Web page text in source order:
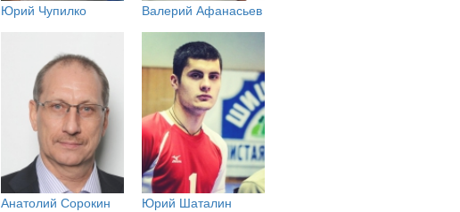
Юрий Чупилко Валерий Афанасьев
Анатолий Сорокин Юрий Шаталин